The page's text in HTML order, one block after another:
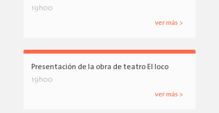
19h00
ver más >
Presentación de la obra de teatro El loco
19h00
ver más >